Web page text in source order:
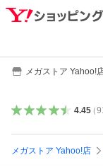
メガストア Yahoo!
4.45（
メガストア Yahoo!店